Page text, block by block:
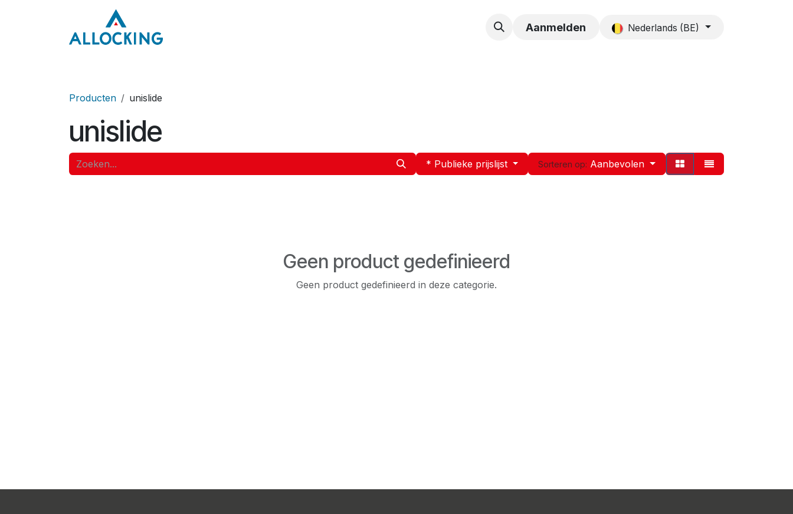
Vacatures Contact
Aanmelden Nederlands (BE)
Producten unislide
unislide
* Publieke prijslijst Sorteren op: Aanbevolen
Geen product gedefinieerd
Geen product gedefinieerd in deze categorie.